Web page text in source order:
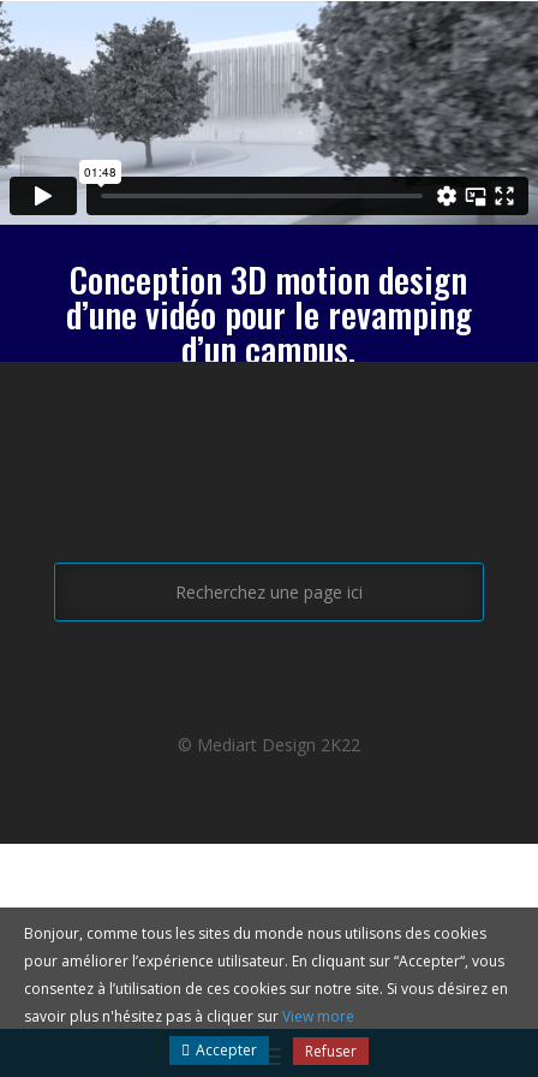
Conception 3D motion design
d’une vidéo pour le revamping
d’un campus.
© Mediart Design 2K22
Bonjour, comme tous les sites du monde nous utilisons des cookies
pour améliorer l’expérience utilisateur. En cliquant sur “Accepter“, vous
consentez à l’utilisation de ces cookies sur notre site. Si vous désirez en
savoir plus n'hésitez pas à cliquer surView more
Accepter
Refuser